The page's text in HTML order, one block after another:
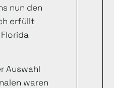
nun den
erfüllt
Auswahl
waren